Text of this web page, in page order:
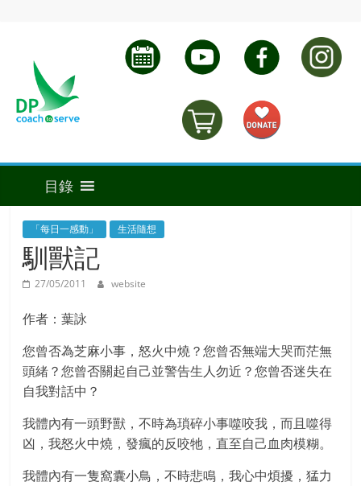
「每日一感動」 生活隨想
馴獸記
27/05/2011 website
作者：葉詠
您曾否為芝麻小事，怒火中燒？您曾否無端大哭而茫無
頭緒？您曾否關起自己並警告生人勿近？您曾否迷失在
自我對話中？
我體內有一頭野獸，不時為瑣碎小事噬咬我，而且噬得
凶，我怒火中燒，發瘋的反咬牠，直至自己血肉模糊。
我體內有一隻窩囊小鳥，不時悲鳴，我心中煩擾，猛力